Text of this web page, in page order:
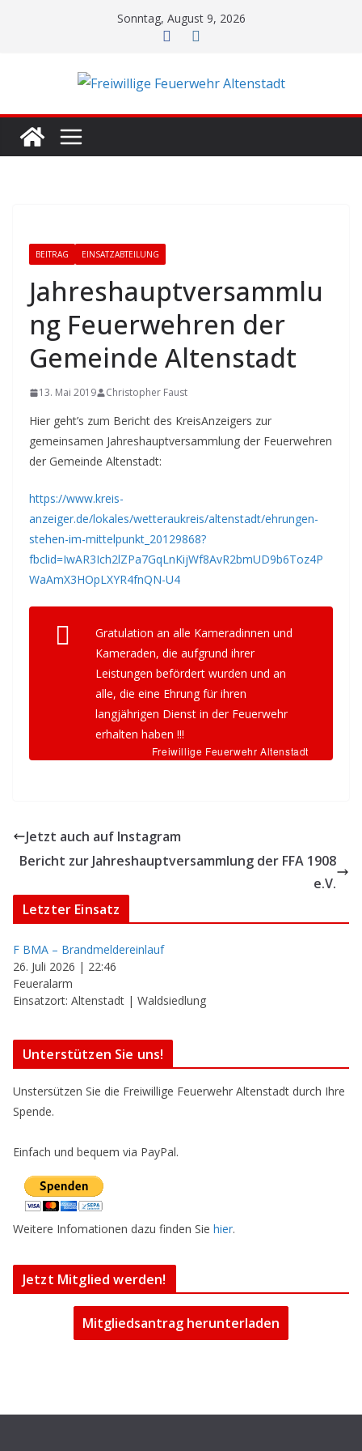
Sonntag, August 9, 2026
BEITRAG EINSATZABTEILUNG
Jahreshauptversammlu
ng Feuerwehren der
Gemeinde Altenstadt
13. Mai 2019 Christopher Faust
Hier geht’s zum Bericht des KreisAnzeigers zur
gemeinsamen Jahreshauptversammlung der Feuerwehren
der Gemeinde Altenstadt:
https://www.kreis-
anzeiger.de/lokales/wetteraukreis/altenstadt/ehrungen-
stehen-im-mittelpunkt_20129868?
fbclid=IwAR3Ich2lZPa7GqLnKijWf8AvR2bmUD9b6Toz4P
WaAmX3HOpLXYR4fnQN-U4
Gratulation an alle Kameradinnen und
Kameraden, die aufgrund ihrer
Leistungen befördert wurden und an
alle, die eine Ehrung für ihren
langjährigen Dienst in der Feuerwehr
erhalten haben !!!
Freiwillige Feuerwehr Altenstadt
Jetzt auch auf Instagram
Bericht zur Jahreshauptversammlung der FFA 1908
e.V.
Letzter Einsatz
F BMA – Brandmeldereinlauf
26. Juli 2026 | 22:46
Feueralarm
Einsatzort: Altenstadt | Waldsiedlung
Unterstützen Sie uns!
Unstersützen Sie die Freiwillige Feuerwehr Altenstadt durch Ihre
Spende.
Einfach und bequem via PayPal.
Weitere Infomationen dazu finden Sie hier.
Jetzt Mitglied werden!
Mitgliedsantrag herunterladen